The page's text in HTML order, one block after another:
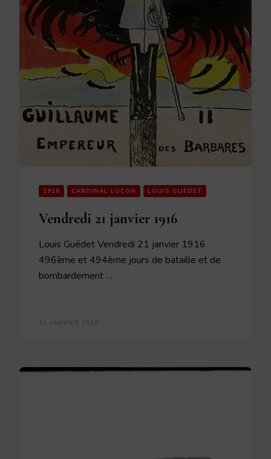
1916 CARDINAL LUÇON LOUIS GUÉDET
Vendredi 21 janvier 1916
Louis Guédet Vendredi 21 janvier 1916
496ème et 494ème jours de bataille et de
bombardement …